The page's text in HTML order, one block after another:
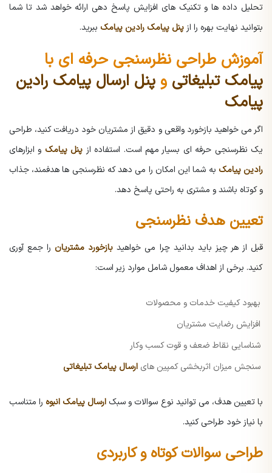
تحلیل داده ها و تکنیک های افزایش پاسخ دهی ارائه خواهد شد تا شما
بتوانید نهایت بهره را از پنل پیامک رادین پیامک ببرید.
آموزش طراحی نظرسنجی حرفه ای با
پیامک تبلیغاتی و پنل ارسال پیامک رادین
پیامک
اگر می خواهید بازخورد واقعی و دقیق از مشتریان خود دریافت کنید، طراحی
یک نظرسنجی حرفه ای بسیار مهم است. استفاده از پنل پیامک و ابزارهای
رادین پیامک به شما این امکان را می دهد که نظرسنجی ها هدفمند، جذاب
و کوتاه باشند و مشتری به راحتی پاسخ دهد.
تعیین هدف نظرسنجی
قبل از هر چیز باید بدانید چرا می خواهید بازخورد مشتریان را جمع آوری
کنید. برخی از اهداف معمول شامل موارد زیر است:
بهبود کیفیت خدمات و محصولات
افزایش رضایت مشتریان
شناسایی نقاط ضعف و قوت کسب وکار
سنجش میزان اثربخشی کمپین های ارسال پیامک تبلیغاتی
با تعیین هدف، می توانید نوع سوالات و سبک ارسال پیامک انبوهرا متناسب
با نیاز خود طراحی کنید.
طراحی سوالات کوتاه و کاربردی